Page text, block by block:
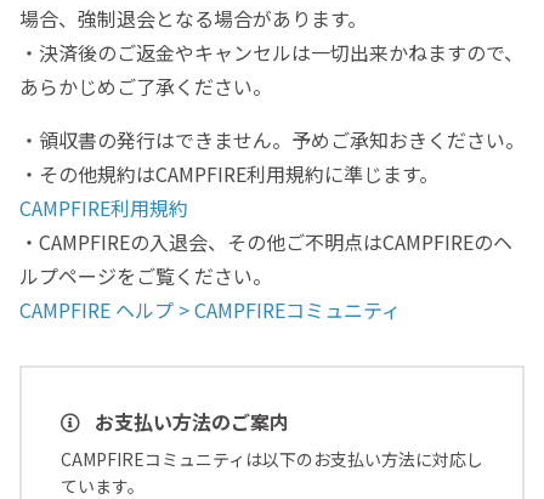
場合、強制退会となる場合があります。
・決済後のご返金やキャンセルは一切出来かねますので、
あらかじめご了承ください。
・領収書の発行はできません。予めご承知おきください。
・その他規約はCAMPFIRE利用規約に準じます。
CAMPFIRE利用規約
・CAMPFIREの入退会、その他ご不明点はCAMPFIREのヘ
ルプページをご覧ください。
CAMPFIRE ヘルプ > CAMPFIREコミュニティ
お支払い方法のご案内
CAMPFIREコミュニティは以下のお支払い方法に対応し
ています。